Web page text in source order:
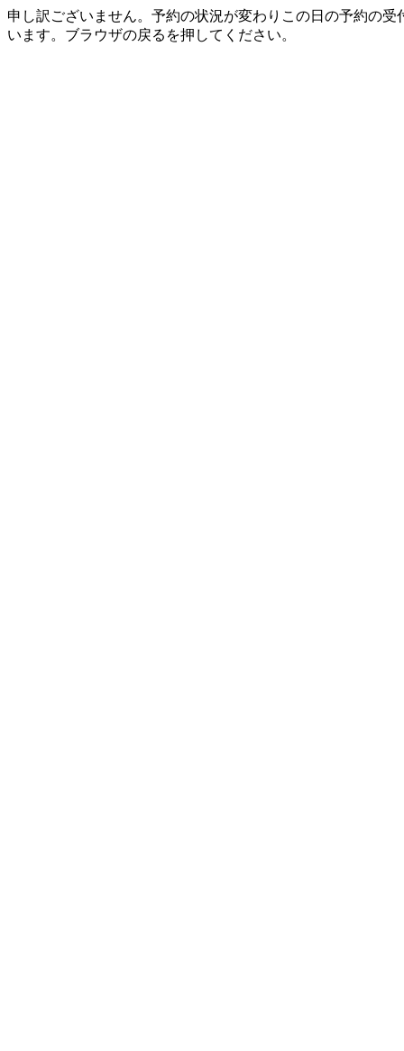
申し訳ございません。予約の状況が変わりこの日の予約の
います。ブラウザの戻るを押してください。